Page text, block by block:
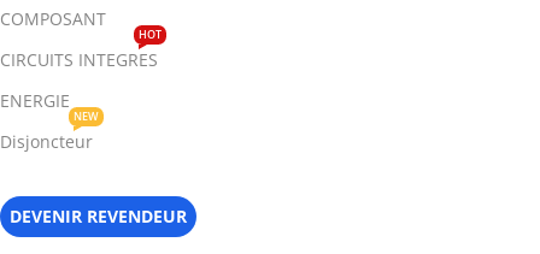
COMPOSANT
CIRCUITS INTEGRES
HOT
ENERGIE
Disjoncteur
NEW
DEVENIR REVENDEUR